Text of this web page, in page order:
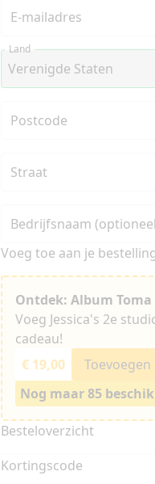
E-mailadres
Land
Postcode
Straat
Bedrijfsnaam
Voeg toe aan je
Ontdek: Album Toma
Voeg Jessica's 2e
cadeau!
€ 19,00
Toevoegen
Nog maar 85
Besteloverzicht
Kortingscode